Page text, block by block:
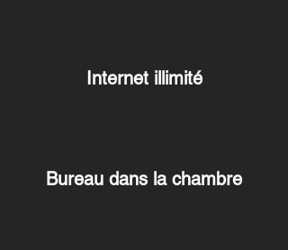
Internet illimité
Bureau dans la chambre